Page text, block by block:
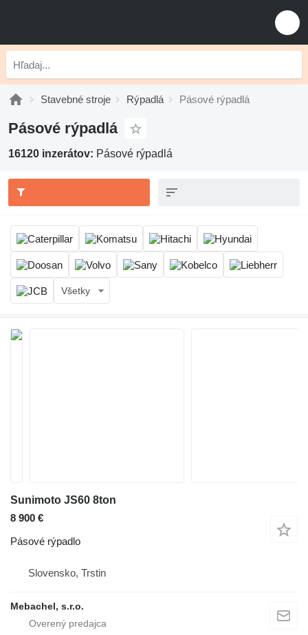
Stavebné stroje Rýpadlá Pásové rýpadlá
Pásové rýpadlá
16120 inzerátov: Pásové rýpadlá
Všetky
Sunimoto JS60 8ton
8 900 €
Pásové rýpadlo
Slovensko, Trstin
Mebachel, s.r.o.